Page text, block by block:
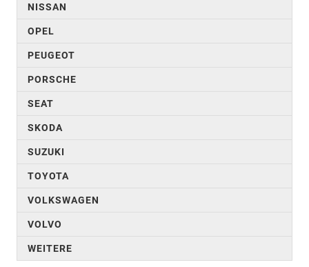
NISSAN
OPEL
PEUGEOT
PORSCHE
SEAT
SKODA
SUZUKI
TOYOTA
VOLKSWAGEN
VOLVO
WEITERE